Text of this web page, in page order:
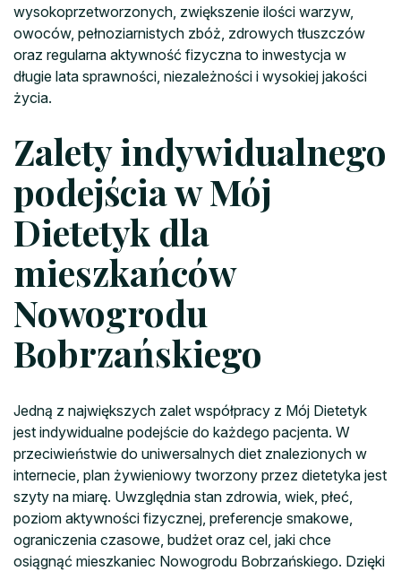
wysokoprzetworzonych, zwiększenie ilości warzyw,
owoców, pełnoziarnistych zbóż, zdrowych tłuszczów
oraz regularna aktywność fizyczna to inwestycja w
długie lata sprawności, niezależności i wysokiej jakości
życia.
Zalety indywidualnego
podejścia w Mój
Dietetyk dla
mieszkańców
Nowogrodu
Bobrzańskiego
Jedną z największych zalet współpracy z Mój Dietetyk
jest indywidualne podejście do każdego pacjenta. W
przeciwieństwie do uniwersalnych diet znalezionych w
internecie, plan żywieniowy tworzony przez dietetyka jest
szyty na miarę. Uwzględnia stan zdrowia, wiek, płeć,
poziom aktywności fizycznej, preferencje smakowe,
ograniczenia czasowe, budżet oraz cel, jaki chce
osiągnąć mieszkaniec Nowogrodu Bobrzańskiego. Dzięki